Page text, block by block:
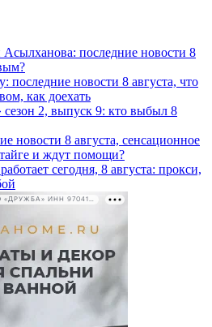
последние новости 8
последние новости 8 августа, что
как доехать
2, выпуск 9: кто выбыл 8
новости 8 августа, сенсационное
и ждут помощи?
сегодня, 8 августа: прокси,
РЕКЛАМА • ООО «ДРУЖБА» ИНН 9704146411